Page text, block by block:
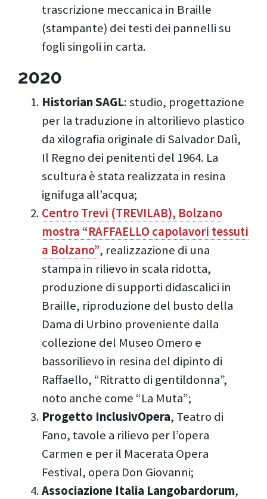
trascrizione meccanica in Braille
(stampante) dei testi dei pannelli su
fogli singoli in carta.
2020
Historian SAGL: studio, progettazione
per la traduzione in altorilievo plastico
da xilografia originale di Salvador Dalì,
Il Regno dei penitenti del 1964. La
scultura è stata realizzata in resina
ignifuga all’acqua;
Centro Trevi (TREVILAB), Bolzano
mostra “RAFFAELLO capolavori tessuti
a Bolzano”, realizzazione di una
stampa in rilievo in scala ridotta,
produzione di supporti didascalici in
Braille, riproduzione del busto della
Dama di Urbino proveniente dalla
collezione del Museo Omero e
bassorilievo in resina del dipinto di
Raffaello, “Ritratto di gentildonna”,
noto anche come “La Muta”;
Progetto InclusivOpera, Teatro di
Fano, tavole a rilievo per l’opera
Carmen e per il Macerata Opera
Festival, opera Don Giovanni;
Associazione Italia Langobardorum,